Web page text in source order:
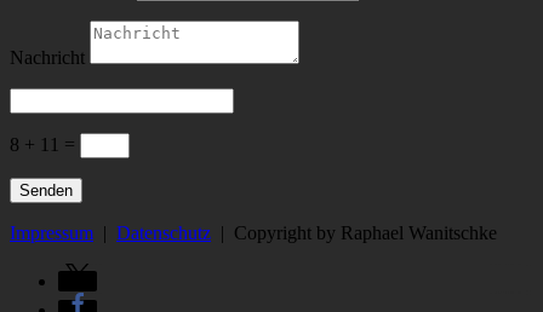
Nachricht
8 + 11 =
Senden
Impressum | Datenschutz | Copyright by Raphael Wanitschke